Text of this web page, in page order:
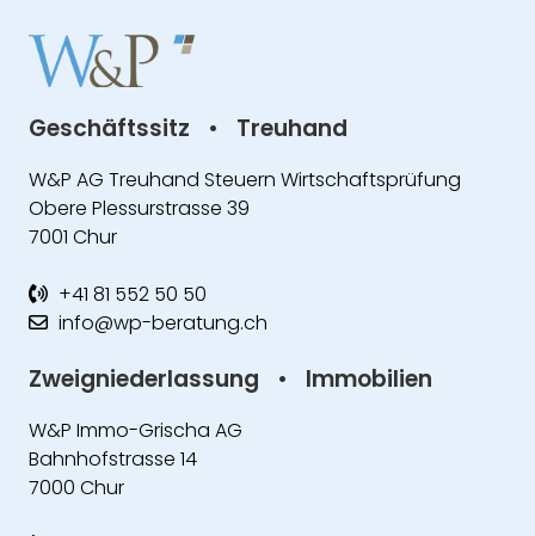
Geschäftssitz • Treuhand
W&P AG Treuhand Steuern Wirtschaftsprüfung
Obere Plessurstrasse 39
7001 Chur
+41 81 552 50 50
info@wp-beratung.ch
Zweigniederlassung • Immobilien
W&P Immo-Grischa AG
Bahnhofstrasse 14
7000 Chur